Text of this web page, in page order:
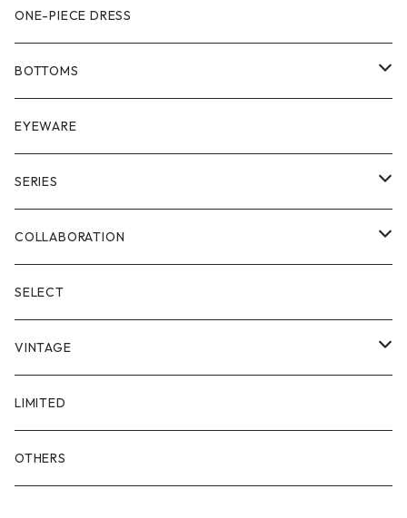
SHIRT
VEST
VEST
JACKET
COAT
PULL OVER
ONE-PIECE DRESS
BOTTOMS
SHORT LENGS
FULL LENGS
SKIRT
EYEWARE
SERIES
"matoi"
"enkan"
"tsunagi"
"asobi"
COLLABORATION
RADIO EVA
1+O
FULL DIVE
iCONOLOGY
SELECT
VINTAGE
TOPS
OUTER
LIMITED
OTHERS